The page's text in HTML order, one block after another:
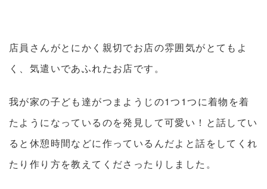
店員さんがとにかく親切でお店の雰囲気がとてもよ
く、気遣いであふれたお店です。
我が家の子ども達がつまようじの1つ1つに着物を着
たようになっているのを発見して可愛い！と話してい
ると休憩時間などに作っているんだよと話をしてくれ
たり作り方を教えてくださったりしました。